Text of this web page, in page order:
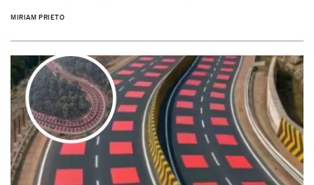
MIRIAM PRIETO